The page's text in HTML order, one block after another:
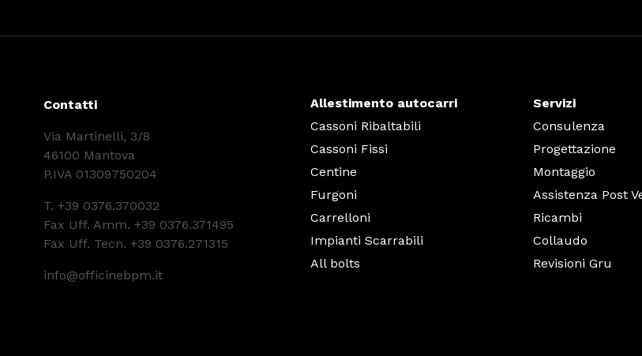
Contatti
Via Martinelli, 3/8
46100 Mantova
P.IVA 01309750204
T. +39 0376.370032
Fax Uff. Amm. +39 0376.371495
Fax Uff. Tecn. +39 0376.271315
info@officinebpm.it
Allestimento autocarri
Cassoni Ribaltabili
Cassoni Fissi
Centine
Furgoni
Carrelloni
Impianti Scarrabili
All bolts
Servizi
Consulenza
Progettazione
Montaggio
Assistenza Post
Ricambi
Collaudo
Revisioni Gru